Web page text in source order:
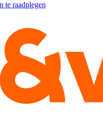
te raadplegen